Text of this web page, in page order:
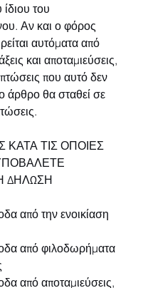
ίδιου του
Αν και ο φόρος
αυτόματα από
και αποταμιεύσεις,
που αυτό δεν
άρθρο θα σταθεί σε
ΔΗΛΩΣΗ